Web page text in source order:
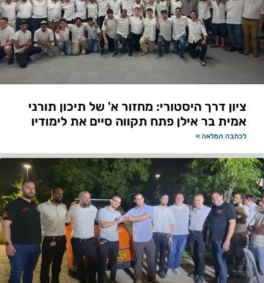
ציון דרך היסטורי: מחזור א' של תיכון תורני
אמית בר אילן פתח תקווה סיים את לימודיו
לכתבה המלאה »